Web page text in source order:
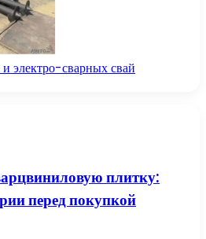
электро-сварных свай
плитку:
перед покупкой